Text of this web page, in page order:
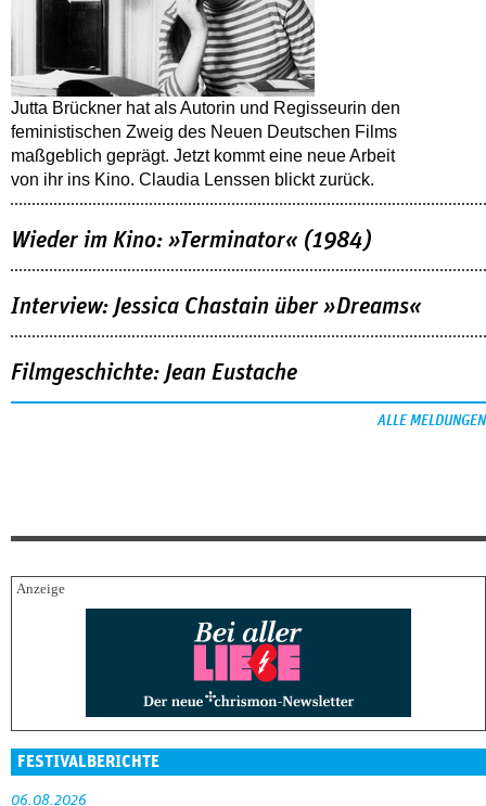
Jutta Brückner hat als Autorin und Regisseurin den
feministischen Zweig des Neuen Deutschen Films
maßgeblich geprägt. Jetzt kommt eine neue Arbeit
von ihr ins Kino. Claudia Lenssen blickt zurück.
Wieder im Kino: »Terminator« (1984)
Interview: Jessica Chastain über »Dreams«
Filmgeschichte: Jean Eustache
ALLE MELDUNGEN
FESTIVALBERICHTE
06.08.2026